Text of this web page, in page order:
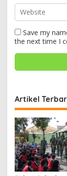
Save my
the next time I
Artikel